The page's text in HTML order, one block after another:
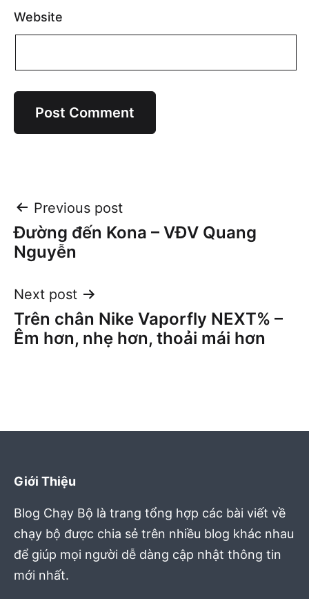
Website
Post
navigation
Previous post
Đường đến Kona – VĐV Quang
Nguyễn
Next post
Trên chân Nike Vaporfly NEXT% –
Êm hơn, nhẹ hơn, thoải mái hơn
Giới Thiệu
Blog Chạy Bộ là trang tổng hợp các bài viết về
chạy bộ được chia sẻ trên nhiều blog khác nhau
để giúp mọi người dễ dàng cập nhật thông tin
mới nhất.